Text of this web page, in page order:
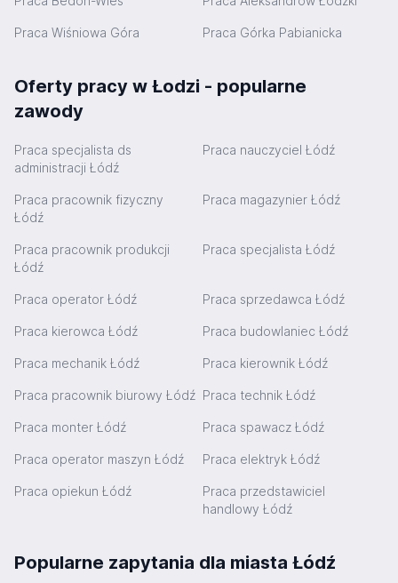
Praca Wiśniowa Góra Praca Górka Pabianicka
Oferty pracy w Łodzi - popularne
zawody
Praca specjalista ds
administracji Łódź
Praca nauczyciel Łódź
Praca pracownik fizyczny
Łódź
Praca magazynier Łódź
Praca pracownik produkcji
Łódź
Praca specjalista Łódź
Praca operator Łódź Praca sprzedawca Łódź
Praca kierowca Łódź Praca budowlaniec Łódź
Praca mechanik Łódź Praca kierownik Łódź
Praca pracownik biurowy Łódź Praca technik Łódź
Praca monter Łódź Praca spawacz Łódź
Praca operator maszyn Łódź Praca elektryk Łódź
Praca opiekun Łódź
Praca przedstawiciel
handlowy Łódź
Popularne zapytania dla miasta Łódź